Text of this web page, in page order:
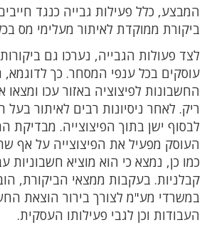
המבצע, כלל פעילות גבייה כנגד
ביקורת ממוקדת לאיתור מעלימי מס
עוסקים בכל ענפי המסחר. כך לדוגמא,
החשבונות לפיצוציה באזור עכו
ריק. לאחר ניסיונות רבים לאיתור
לבסוף ישן בתוך הפיצוצייה. מבדיקת
העוסק מפעיל את הפיצוצייה על אף
כמו כן, נמצא כי הוא מוציא חשבוניות
קבלניות. בעקבות ממצאי הביקורת,
במשרדי מע"מ לצורך בירור הוצאת
העבודות וכן לגבי פעילותו העסקית.